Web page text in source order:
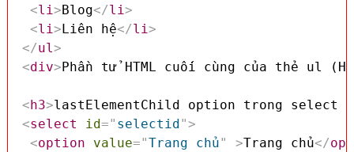
<li>Blog</li>
<li>Liên hệ</li>
</ul>
<div>Phần tử HTML cuối cùng của thẻ ul
<h3>lastElementChild option trong select
<select id=" selectid">
<option value="Trang chủ" >Trang chủ</